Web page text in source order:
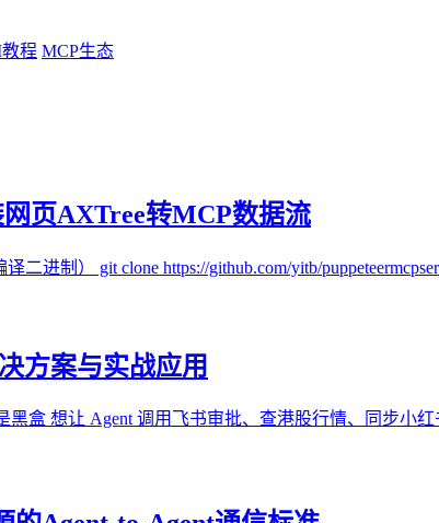
程 MCP生态
页AXTree转MCP数据流
二进制） git clone https://github.com/yitb/
方案与实战应用
黑盒 想让 Agent 调用飞书审批、查港股行情、同步小